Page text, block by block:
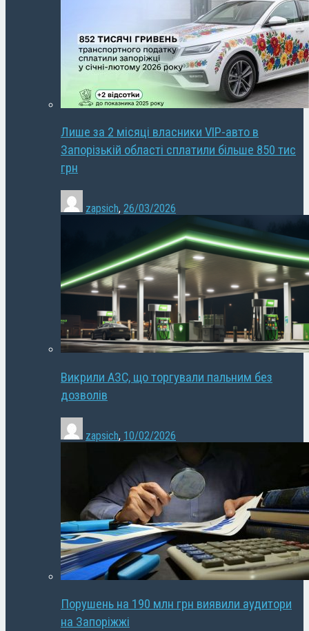
Лише за 2 місяці власники VIP-авто в
Запорізькій області сплатили більше 850 тис
грн
zapsich, 26/03/2026
Викрили АЗС, що торгували пальним без
дозволів
zapsich, 10/02/2026
Порушень на 190 млн грн виявили аудитори
на Запоріжжі